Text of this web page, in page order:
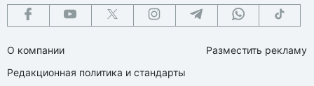
О компании
Редакционная политика и стандарты
Разместить рекламу